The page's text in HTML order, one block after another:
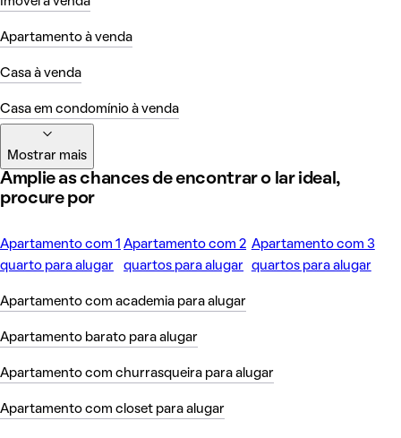
Apartamento à venda
Casa à venda
Casa em condomínio à venda
Mostrar mais
Amplie as chances de encontrar o lar ideal,
procure por
Apartamento com 1
quarto para alugar
Apartamento com 2
quartos para alugar
Apartamento com 3
quartos para alugar
Apartamento com academia para alugar
Apartamento barato para alugar
Apartamento com churrasqueira para alugar
Apartamento com closet para alugar